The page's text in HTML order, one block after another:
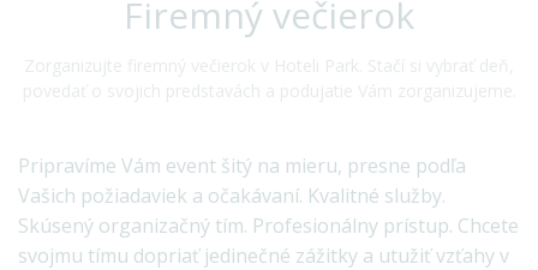
Firemný večierok
Zorganizujte firemný večierok v Hoteli Park. Stačí si vybrať deň,
povedať o svojich predstavách a podujatie Vám zorganizujeme.
Pripravíme Vám event šitý na mieru, presne podľa
Vašich požiadaviek a očakávaní. Kvalitné služby.
Skúsený organizačný tím. Profesionálny prístup. Chcete
svojmu tímu dopriať jedinečné zážitky a utužiť vzťahy v